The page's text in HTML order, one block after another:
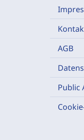
AGB
Public